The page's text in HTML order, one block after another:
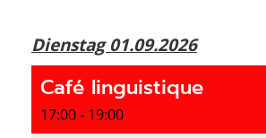
Dienstag 01.09.2026
Café linguistique
17:00 - 19:00